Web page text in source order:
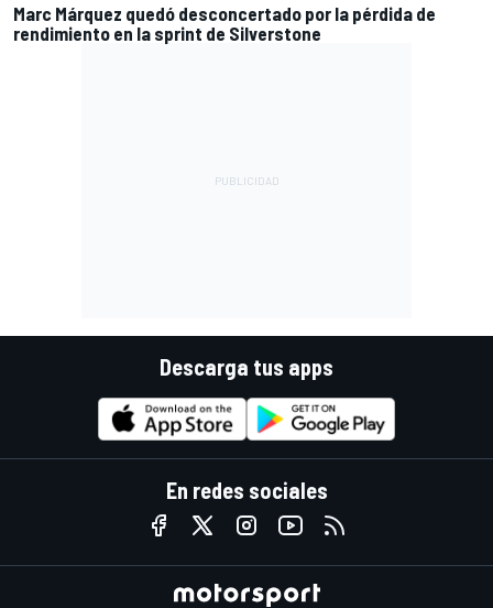
Marc Márquez quedó desconcertado por la pérdida de
rendimiento en la sprint de Silverstone
Descarga tus apps
En redes sociales